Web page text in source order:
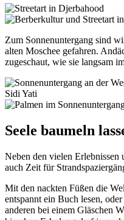
Zum Sonnenuntergang sind
alten Moschee gefahren.
zugeschaut, wie sie langsam
Seele baumeln
Neben den vielen Erlebnissen
auch Zeit für
Mit den nackten Füßen die
entspannt ein Buch lesen,
anderen bei einem Gläschen